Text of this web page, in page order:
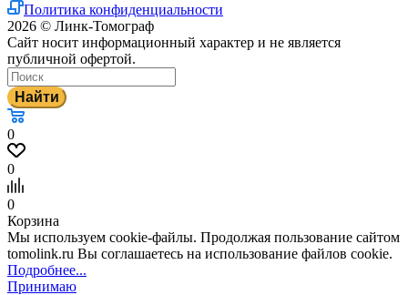
Политика конфиденциальности
2026 © Линк-Томограф
Сайт носит информационный характер и не является
публичной офертой.
Найти
0
0
0
Корзина
Мы используем cookie-файлы. Продолжая пользование сайтом
tomolink.ru Вы соглашаетесь на использование файлов cookie.
Подробнее...
Принимаю